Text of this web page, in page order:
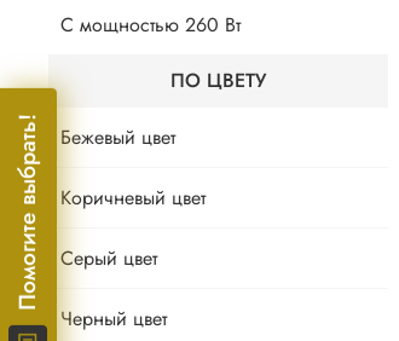
Помогите выбрать!
С мощностью 260 Вт
ПО ЦВЕТУ
Бежевый цвет
Коричневый цвет
Серый цвет
Черный цвет